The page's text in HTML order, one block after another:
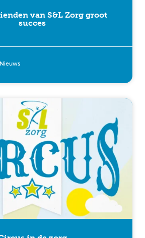
van S&L Zorg groot
succes
Nieuws